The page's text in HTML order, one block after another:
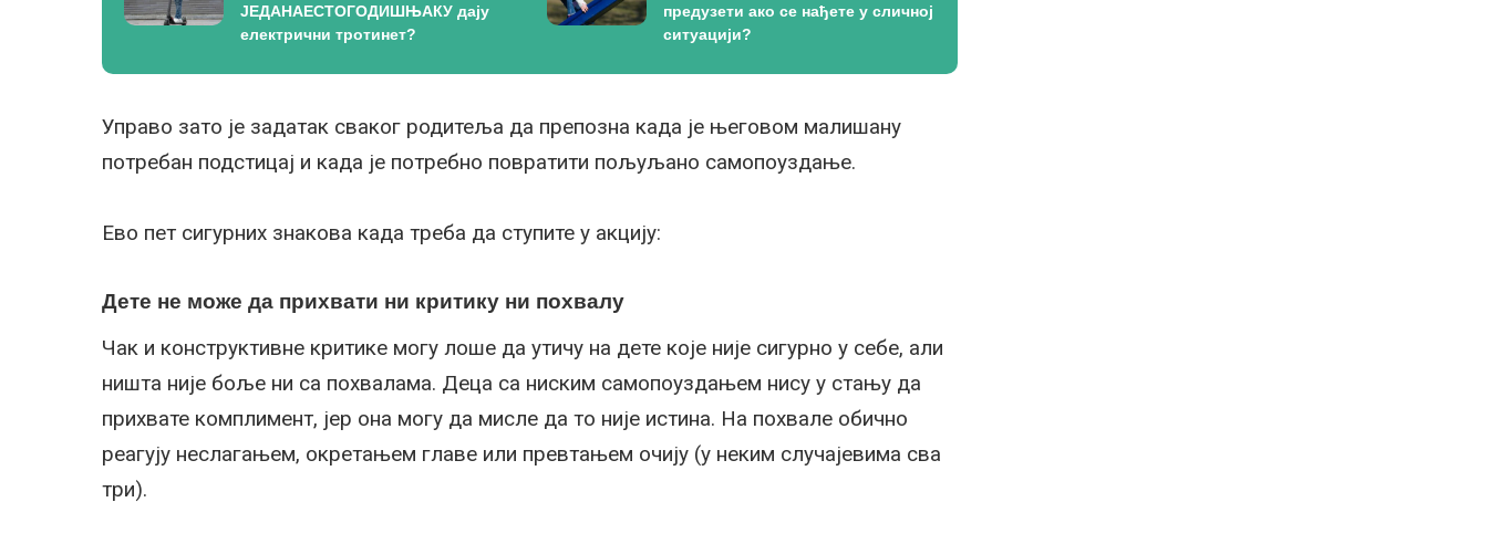
ЈЕДАНАЕСТОГОДИШЊАКУ дају
електрични тротинет?
предузети ако се нађете у сличној
ситуацији?
Управо зато је задатак сваког родитеља да препозна када је његовом малишану
потребан подстицај и када је потребно повратити пољуљано самопоуздање.
Ево пет сигурних знакова када треба да ступите у акцију:
Дете не може да прихвати ни критику ни похвалу
Чак и конструктивне критике могу лоше да утичу на дете које није сигурно у себе, али
ништа није боље ни са похвалама. Деца са ниским самопоуздањем нису у стању да
прихвате комплимент, јер она могу да мисле да то није истина. На похвале обично
реагују неслагањем, окретањем главе или превтањем очију (у неким случајевима сва
три).